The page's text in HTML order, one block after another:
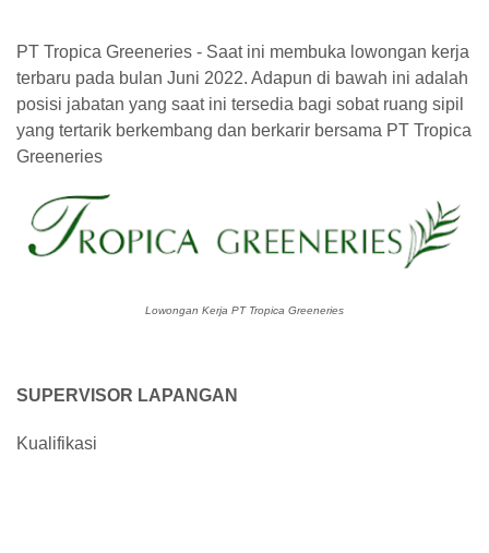
PT Tropica Greeneries - Saat ini membuka lowongan kerja
terbaru pada bulan Juni 2022. Adapun di bawah ini adalah
posisi jabatan yang saat ini tersedia bagi sobat ruang sipil
yang tertarik berkembang dan berkarir bersama PT Tropica
Greeneries
Lowongan Kerja PT Tropica Greeneries
SUPERVISOR LAPANGAN
Kualifikasi